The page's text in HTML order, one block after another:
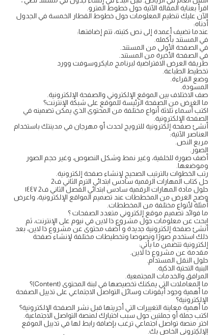
اقرأ بعناية المقالة الآتية حول خطوط المترو.
الآن عليك تنظيم المعلومات حول خطوط القطار الخمسة في الجدول
أدناه:
عندما تضيف أعمدة إلى نص كتبته، تتم إضافتها:
في المستند بأكمله.
في الصفحة الأولى من المستند.
في الصفحة الأخيرة من المستند.
طريقة العرض الافتراضية لبرنامج مايكروسوفت وورد
تخطيط الطباعة.
وضع القراءة.
المسودة.
صف الاختلاف بين الموقع الإلكتروني والصفحة الإلكترونية.
ما الغرض من الصفحة الرئيسة للموقع على شبكة الإنترنت؟
اكتب أسماء ثلاثة أنواع مختلفة من المحتوى الذي يمكن تضمينه في
الصفحة الإلكترونية.
أنشئ صفحة إلكترونية للترويج لحدث أو مهرجان في مدينتك باستخدام
العناصر الآتية:
مربع النص.
الصور.
أضف صورة للخلفية، وغير نمط وشكل النصوص، وغير حجم الصور
وموضعها.
رتب الخطوات بالترتيب الصحيح لإنشاء صفحة إلكترونية.
حل كتاب المهارات الرقمية سادس ابتدائي الترم الثاني ف2
حلول مادة المهارات الرقمية سادس ابتدائي الفصل الثاني ف2 ١٤٤٧
وضح الغرض من المخططات عند تصميم المواقع الإلكترونية، واعرض
أمثلة لأنواع مختلفة من المخططات.
ما فوائد تصميم موقع إلكتروني متعدد الصفحات ؟
ابحث عن معلومات حول مشروع ذا لاين في نيوم على الإنترنت، ثم
أنشئ صفحة إلكترونية جديدة و أضف محتوى عن مشروع ذا لاين، بعد
ذلك استخدم صورًا ونصوصا وتخطيطات مختلفة لإنشاء صفحة
إلكترونية تتضمن ما يأتي:
مقدمة عن مشروع ذا لاين.
حلول النقل المستدام.
البنية التحتية الذكية.
المرافق والخدمات المجتمعية.
ما المعاملات التي يمكنك تخصيصها في لبنة المحتوى (Content)؟
ما أهمية وجود أيقونات وسائل التواصل الاجتماعي على تذييل الصفحة
الإلكترونية؟
ما أهمية معاينة التغييرات التي أجريتها قبل نشر الصفحة الإلكترونية؟
اكتب جملة أو جملتين حول سبب اختيارك لمنصة التواصل الاجتماعية.
اختر منصة تواصل اجتماعي ترغب بإضافة رابط لها في تذييل الموقع
الإلكتروني الخاص بك.